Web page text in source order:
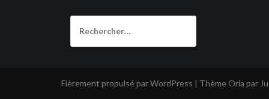
Fièrement propulsé par WordPress | Thème Oria par